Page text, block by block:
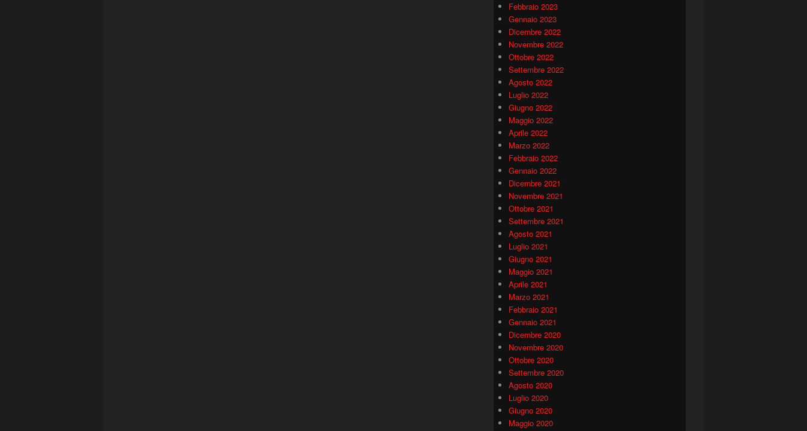
Febbraio 2023
Gennaio 2023
Dicembre 2022
Novembre 2022
Ottobre 2022
Settembre 2022
Agosto 2022
Luglio 2022
Giugno 2022
Maggio 2022
Aprile 2022
Marzo 2022
Febbraio 2022
Gennaio 2022
Dicembre 2021
Novembre 2021
Ottobre 2021
Settembre 2021
Agosto 2021
Luglio 2021
Giugno 2021
Maggio 2021
Aprile 2021
Marzo 2021
Febbraio 2021
Gennaio 2021
Dicembre 2020
Novembre 2020
Ottobre 2020
Settembre 2020
Agosto 2020
Luglio 2020
Giugno 2020
Maggio 2020